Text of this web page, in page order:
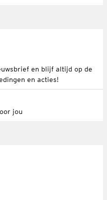
en blijf altijd op de
en acties!
jou